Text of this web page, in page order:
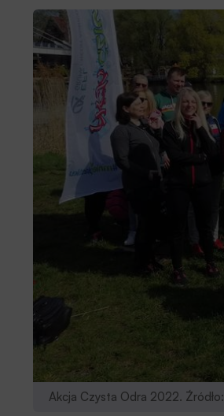
Akcja Czysta Odra 2022.